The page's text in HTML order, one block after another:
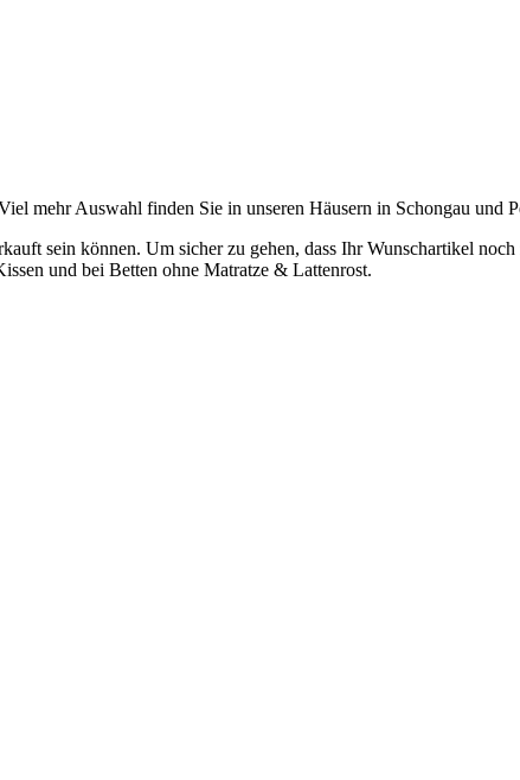
mehr Auswahl finden Sie in unseren Häusern in Schongau und
sein können. Um sicher zu gehen, dass Ihr Wunschartikel
und bei Betten ohne Matratze & Lattenrost.